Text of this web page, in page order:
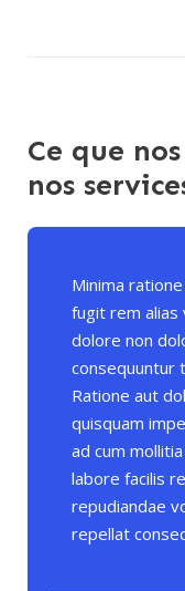
Ce que
nos
Minima
fugit rem alias
dolore non
consequuntur
Ratione aut
quisquam
ad cum
labore facilis
repudiandae
repellat